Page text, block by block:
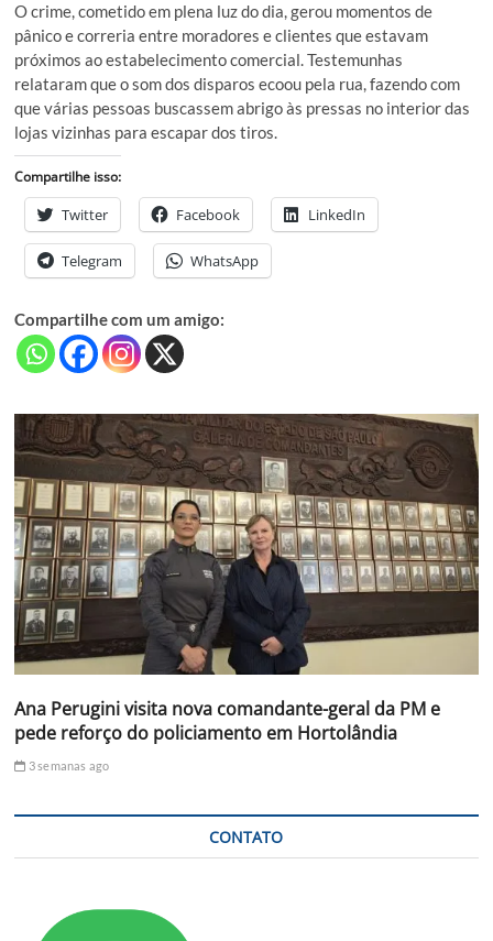
O crime, cometido em plena luz do dia, gerou momentos de
pânico e correria entre moradores e clientes que estavam
próximos ao estabelecimento comercial. Testemunhas
relataram que o som dos disparos ecoou pela rua, fazendo com
que várias pessoas buscassem abrigo às pressas no interior das
lojas vizinhas para escapar dos tiros.
Compartilhe isso:
Twitter Facebook LinkedIn
Telegram WhatsApp
Compartilhe com um amigo:
Ana Perugini visita nova comandante-geral da PM e
pede reforço do policiamento em Hortolândia
3 semanas ago
CONTATO